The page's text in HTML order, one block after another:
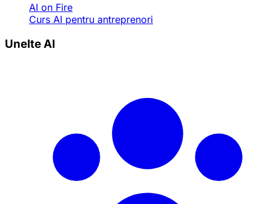
AI on Fire
Curs AI pentru antreprenori
Unelte AI